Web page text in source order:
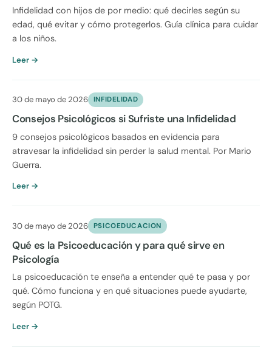
Infidelidad con hijos de por medio: qué decirles según su
edad, qué evitar y cómo protegerlos. Guía clínica para cuidar
a los niños.
Leer →
30 de mayo de 2026 INFIDELIDAD
Consejos Psicológicos si Sufriste una Infidelidad
9 consejos psicológicos basados en evidencia para
atravesar la infidelidad sin perder la salud mental. Por Mario
Guerra.
Leer →
30 de mayo de 2026 PSICOEDUCACION
Qué es la Psicoeducación y para qué sirve en
Psicología
La psicoeducación te enseña a entender qué te pasa y por
qué. Cómo funciona y en qué situaciones puede ayudarte,
según POTG.
Leer →